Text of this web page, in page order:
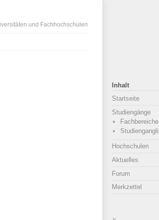
und Fachhochschulen
Inhalt
Startseite
Studiengänge
Fachbereiche
Hochschulen
Aktuelles
Forum
Merkzettel